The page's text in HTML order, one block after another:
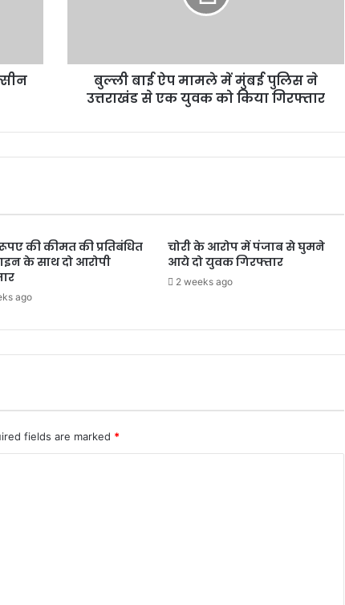
उत्तराखंड
को
बुल्ली बाई ऐप मामले में मुंबई पुलिस ने
उत्तराखंड से एक युवक को किया गिरफ्तार
की कीमत की प्रतिबंधित
के साथ दो आरोपी
ago
चोरी के आरोप में पंजाब से घुमने
आये दो युवक गिरफ्तार
2 weeks ago
fields are marked *